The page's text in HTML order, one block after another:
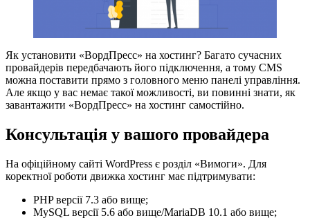
Як установити «ВордПресс» на хостинг? Багато сучасних
провайдерів передбачають його підключення, а тому CMS
можна поставити прямо з головного меню панелі управління.
Але якщо у вас немає такої можливості, ви повинні знати, як
завантажити «ВордПресс» на хостинг самостійно.
Консультація у вашого провайдера
На офіційному сайті WordPress є розділ «Вимоги». Для
коректної роботи движка хостинг має підтримувати:
PHP версії 7.3 або вище;
MySQL версії 5.6 або вище/MariaDB 10.1 або вище;